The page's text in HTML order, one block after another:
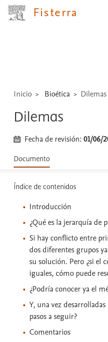
Fisterra
Buscar
guías,
Inicio Bioética Dilemas
Dilemas
Fecha de revisión:01/06/
Documento
Índice de contenidos
Introducción
¿Qué es la jerarquía de
Si hay conflicto entre
dos diferentes grupos
su solución. Pero ¿si el
iguales, cómo puede
¿Podría conocer ya el
Y, una vez
pasos a seguir?
Comentarios